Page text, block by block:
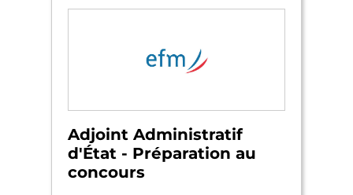
Adjoint Administratif
d'État - Préparation au
concours